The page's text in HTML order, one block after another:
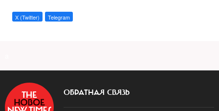
X (Twitter) Telegram
ОБРАТНАЯ СВЯЗЬ